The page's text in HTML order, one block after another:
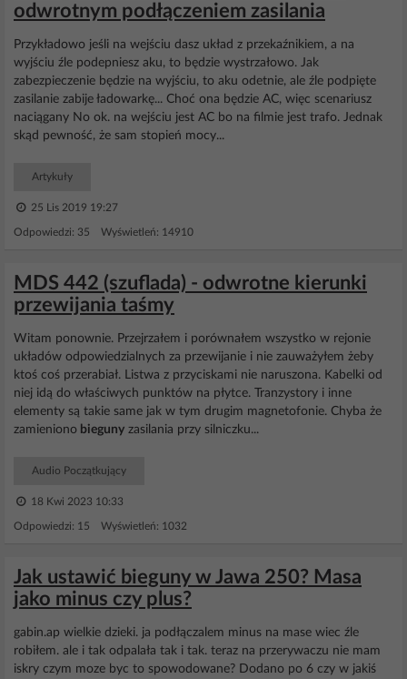
odwrotnym podłączeniem zasilania
Przykładowo jeśli na wejściu dasz układ z przekaźnikiem, a na
wyjściu źle podepniesz aku, to będzie wystrzałowo. Jak
zabezpieczenie będzie na wyjściu, to aku odetnie, ale źle podpięte
zasilanie zabije ładowarkę... Choć ona będzie AC, więc scenariusz
naciągany No ok. na wejściu jest AC bo na filmie jest trafo. Jednak
skąd pewność, że sam stopień mocy...
Artykuły
25 Lis 2019 19:27
Odpowiedzi: 35 Wyświetleń: 14910
MDS 442 (szuflada) - odwrotne kierunki
przewijania taśmy
Witam ponownie. Przejrzałem i porównałem wszystko w rejonie
układów odpowiedzialnych za przewijanie i nie zauważyłem żeby
ktoś coś przerabiał. Listwa z przyciskami nie naruszona. Kabelki od
niej idą do właściwych punktów na płytce. Tranzystory i inne
elementy są takie same jak w tym drugim magnetofonie. Chyba że
zamieniono bieguny zasilania przy silniczku...
Audio Początkujący
18 Kwi 2023 10:33
Odpowiedzi: 15 Wyświetleń: 1032
Jak ustawić bieguny w Jawa 250? Masa
jako minus czy plus?
gabin.ap wielkie dzieki. ja podłączalem minus na mase wiec źle
robiłem. ale i tak odpalała tak i tak. teraz na przerywaczu nie mam
iskry czym moze byc to spowodowane? Dodano po 6 czy w jakiś